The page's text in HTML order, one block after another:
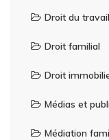
Droit du travail
Droit familial
Droit
Médias et
Médiation